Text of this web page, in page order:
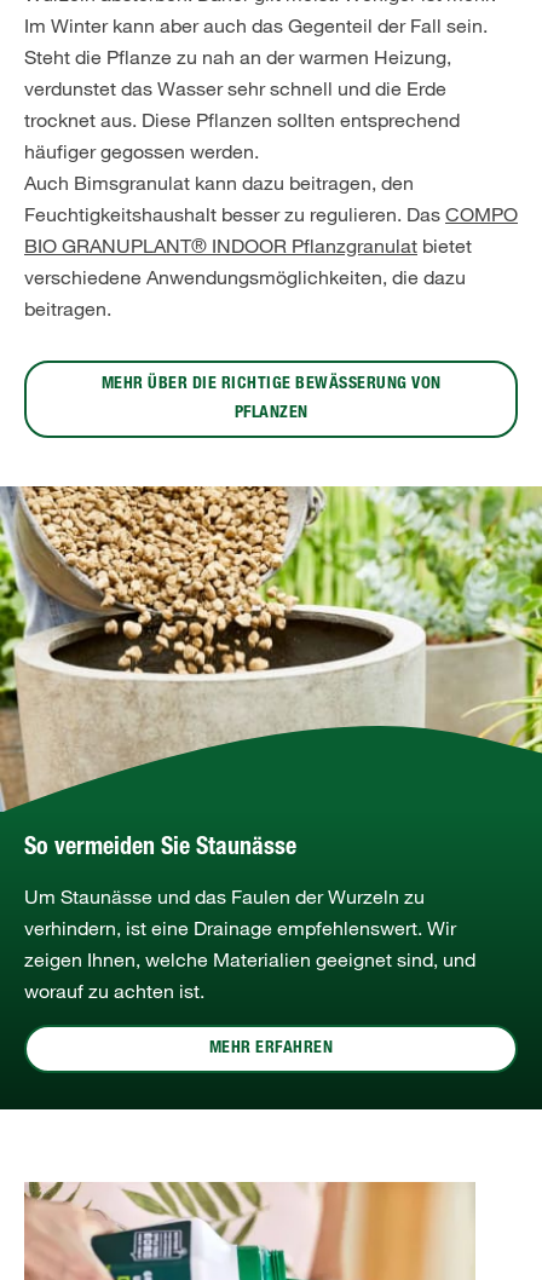
Im Winter kann aber auch das Gegenteil der Fall sein.
Steht die Pflanze zu nah an der warmen Heizung,
verdunstet das Wasser sehr schnell und die Erde
trocknet aus. Diese Pflanzen sollten entsprechend
häufiger gegossen werden.
Auch Bimsgranulat kann dazu beitragen, den
Feuchtigkeitshaushalt besser zu regulieren. Das COMPO
BIO GRANUPLANT® INDOOR Pflanzgranulat bietet
verschiedene Anwendungsmöglichkeiten, die dazu
beitragen.
MEHR ÜBER DIE RICHTIGE BEWÄSSERUNG VON
PFLANZEN
So vermeiden Sie Staunässe
Um Staunässe und das Faulen der Wurzeln zu
verhindern, ist eine Drainage empfehlenswert. Wir
zeigen Ihnen, welche Materialien geeignet sind, und
worauf zu achten ist.
MEHR ERFAHREN